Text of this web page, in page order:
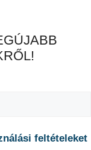
feltételeket